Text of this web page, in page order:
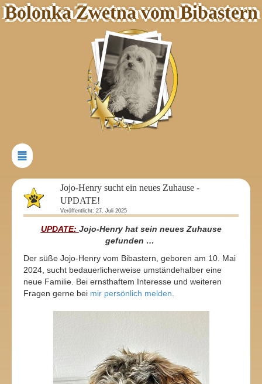
Bolonka Zwetna vom Bibastern
Jojo-Henry sucht ein neues Zuhause -
UPDATE!
Veröffentlicht: 27. Juli 2025
UPDATE: Jojo-Henry hat sein neues Zuhause
gefunden …
Der süße Jojo-Henry vom Bibastern, geboren am 10. Mai
2024, sucht bedauerlicherweise umständehalber eine
neue Familie. Bei ernsthaftem Interesse und weiteren
Fragen gerne bei mir persönlich melden